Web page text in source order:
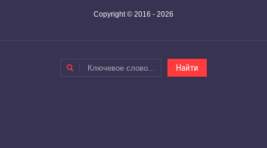
Copyright © 2016 - 2026